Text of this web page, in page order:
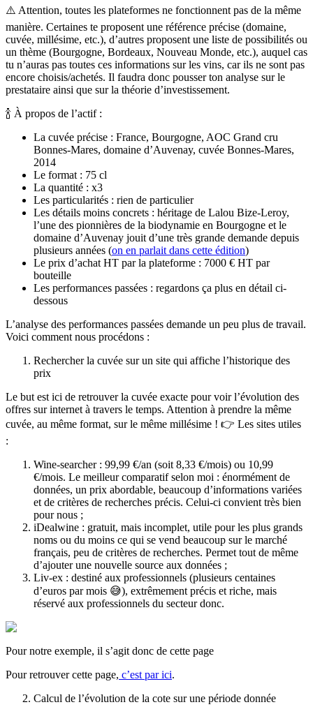
⚠️ Attention, toutes les plateformes ne fonctionnent pas de la même
manière. Certaines te proposent une référence précise (domaine,
cuvée, millésime, etc.), d’autres proposent une liste de possibilités ou
un thème (Bourgogne, Bordeaux, Nouveau Monde, etc.), auquel cas
tu n’auras pas toutes ces informations sur les vins, car ils ne sont pas
encore choisis/achetés. Il faudra donc pousser ton analyse sur le
prestataire ainsi que sur la théorie d’investissement.
🍾 À propos de l’actif :
La cuvée précise : France, Bourgogne, AOC Grand cru
Bonnes-Mares, domaine d’Auvenay, cuvée Bonnes-Mares,
2014
Le format : 75 cl
La quantité : x3
Les particularités : rien de particulier
Les détails moins concrets : héritage de Lalou Bize-Leroy,
l’une des pionnières de la biodynamie en Bourgogne et le
domaine d’Auvenay jouit d’une très grande demande depuis
plusieurs années (on en parlait dans cette édition)
Le prix d’achat HT par la plateforme : 7000 € HT par
bouteille
Les performances passées : regardons ça plus en détail ci-
dessous
L’analyse des performances passées demande un peu plus de travail.
Voici comment nous procédons :
Rechercher la cuvée sur un site qui affiche l’historique des
prix
Le but est ici de retrouver la cuvée exacte pour voir l’évolution des
offres sur internet à travers le temps. Attention à prendre la même
cuvée, au même format, sur le même millésime ! 👉 Les sites utiles
:
Wine-searcher : 99,99 €/an (soit 8,33 €/mois) ou 10,99
€/mois. Le meilleur comparatif selon moi : énormément de
données, un prix abordable, beaucoup d’informations variées
et de critères de recherches précis. Celui-ci convient très bien
pour nous ;
iDealwine : gratuit, mais incomplet, utile pour les plus grands
noms ou du moins ce qui se vend beaucoup sur le marché
français, peu de critères de recherches. Permet tout de même
d’ajouter une nouvelle source aux données ;
Liv-ex : destiné aux professionnels (plusieurs centaines
d’euros par mois 😅), extrêmement précis et riche, mais
réservé aux professionnels du secteur donc.
Pour notre exemple, il s’agit donc de cette page
Pour retrouver cette page, c’est par ici.
Calcul de l’évolution de la cote sur une période donnée